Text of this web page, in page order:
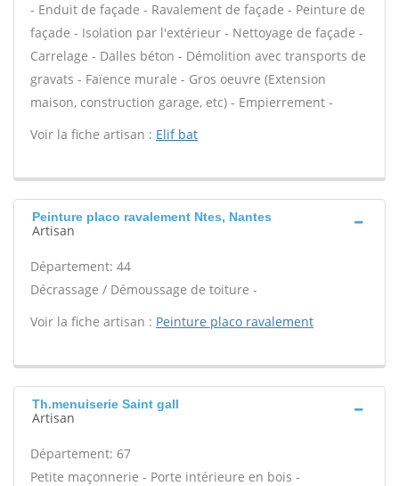
- Enduit de façade - Ravalement de façade - Peinture de
façade - Isolation par l'extérieur - Nettoyage de façade -
Carrelage - Dalles béton - Démolition avec transports de
gravats - Faïence murale - Gros oeuvre (Extension
maison, construction garage, etc) - Empierrement -
Voir la fiche artisan : Elif bat
Peinture placo ravalement Ntes, Nantes
Artisan
Département: 44
Décrassage / Démoussage de toiture -
Voir la fiche artisan : Peinture placo ravalement
Th.menuiserie Saint gall
Artisan
Département: 67
Petite maçonnerie - Porte intérieure en bois -